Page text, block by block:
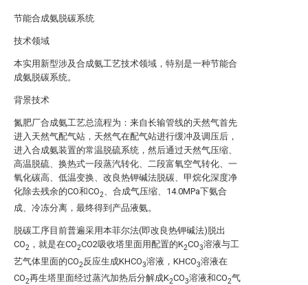
节能合成氨脱碳系统
技术领域
本实用新型涉及合成氨工艺技术领域，特别是一种节能合
成氨脱碳系统。
背景技术
氮肥厂合成氨工艺总流程为：来自长输管线的天然气首先
进入天然气配气站，天然气在配气站进行缓冲及调压后，
进入合成氨装置的常温脱硫系统，然后通过天然气压缩、
高温脱硫、换热式一段蒸汽转化、二段富氧空气转化、一
氧化碳高、低温变换、改良热钾碱法脱碳、甲烷化深度净
化除去残余的CO和CO2
、合成气压缩、14.0MPa下氨合
成、冷冻分离，最终得到产品液氨。
脱碳工序目前普遍采用本菲尔法(即改良热钾碱法)脱出
CO2 ，就是在CO2CO2吸收塔里面用配置的K2CO3溶液与工
艺气体里面的CO2 反应生成KHCO3溶液，KHCO3溶液在
CO2再生塔里面经过蒸汽加热后分解成K2CO3溶液和CO2气